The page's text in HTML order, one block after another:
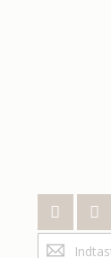
Tilmeld